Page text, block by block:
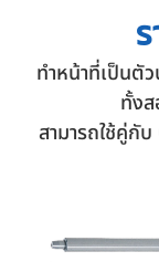
ทำหน้าที่เป็นตั
ทั้งส
สามารถใช้คู่กั